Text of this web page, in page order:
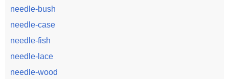
needle-bush
needle-case
needle-fish
needle-lace
needle-wood